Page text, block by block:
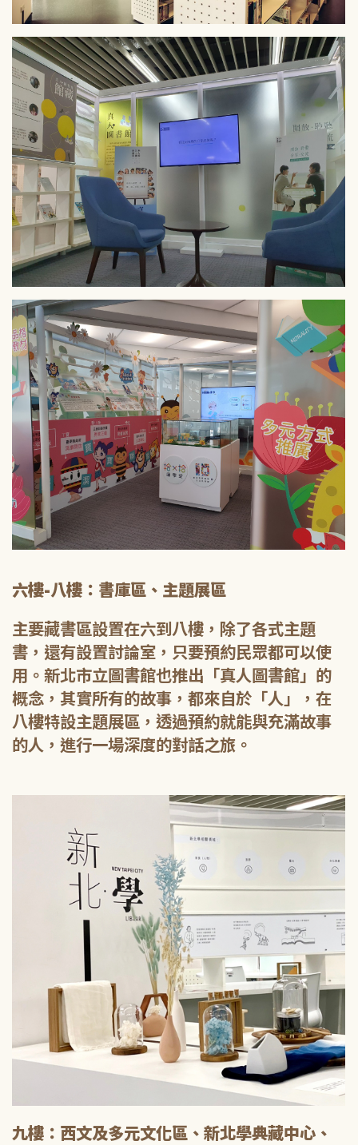
六樓-八樓：書庫區、主題展區
主要藏書區設置在六到八樓，除了各式主題
書，還有設置討論室，只要預約民眾都可以使
用。新北市立圖書館也推出「真人圖書館」的
概念，其實所有的故事，都來自於「人」，在
八樓特設主題展區，透過預約就能與充滿故事
的人，進行一場深度的對話之旅。
九樓：西文及多元文化區、新北學典藏中心、